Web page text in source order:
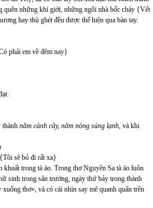
quên những khí giới, những ngôi nhà bốc cháy {Vết
hay thù ghét đều được thể hiện qua bàn tay.
phải em về đêm nay}
thành năm cành cây, năm nòng súng lạnh, và khi
{Tôi sẽ bỏ đi rất xa}
trong tà áo. Trong thơ Nguyên Sa tà áo luôn
sinh trong sân trường, ngày thứ bảy trong thành
thơ», và có cái nhìn say mê quanh quẩn trên